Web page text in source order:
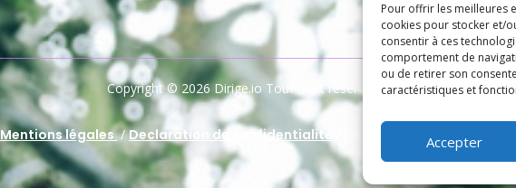
Pour offrir les meilleures
cookies pour stocker et/
consentir à ces
comportement de
ou de retirer son
caractéristiques et
Accepter
Copyright © 2026 Dirige.io Tout droit réservé
Mentions légales/Declaration de confidentialité Politique de cookies